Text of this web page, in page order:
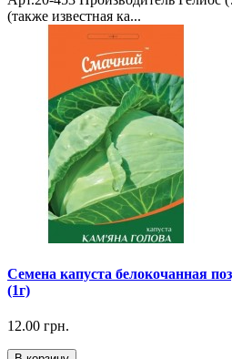
(также известная ка...
Семена капуста белокочанная
(1г)
12.00 грн.